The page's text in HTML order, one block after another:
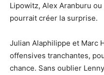
Lipowitz, Alex Aranburu
pourrait créer la surprise.
Julian Alaphilippe et Marc
offensives tranchantes,
chance. Sans oublier